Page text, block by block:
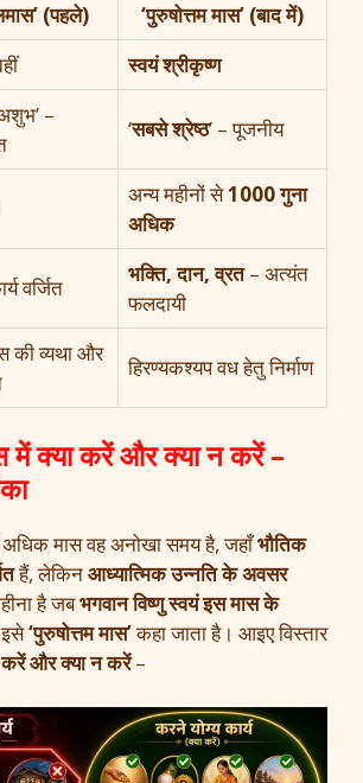
(पहले)
‘पुरुषोत्तम मास’ (बाद में)
स्वयं श्रीकृष्ण
–
‘सबसे श्रेष्ठ’ – पूजनीय
अन्य महीनों से1000 गुना
अधिक
वर्जित
भक्ति, दान, व्रत– अत्यंत
फलदायी
की व्यथा और
हिरण्यकश्यप वध हेतु निर्माण
में क्या करें और क्या न करें –
अधिक मास वह अनोखा समय है, जहाँभौतिक
हैं, लेकिनआध्यात्मिक उन्नति के अवसर
है जबभगवान विष्णु स्वयं इस मास के
‘पुरुषोत्तम मास’कहा जाता है। आइए विस्तार
करें और क्या न करें–